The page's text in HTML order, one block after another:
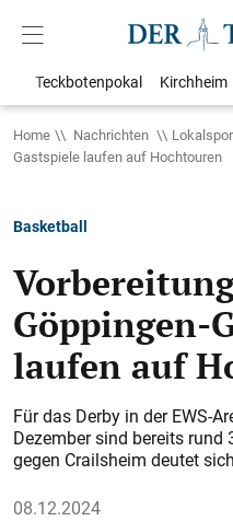
Teckbotenpokal Kirchheim
Home Nachrichten
Gastspiele laufen auf Hochtouren
Basketball
Göppingen-
laufen auf
Für das Derby in der EWS-
Dezember sind bereits
gegen Crailsheim deutet
08.12.2024